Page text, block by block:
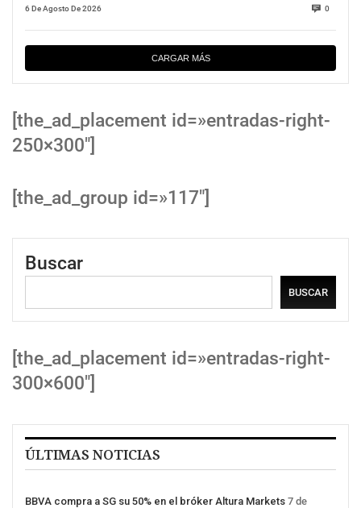
6 De Agosto De 2026 0
CARGAR MÁS
[the_ad_placement id=»entradas-right-
250×300″]
[the_ad_group id=»117″]
Buscar
BUSCAR
[the_ad_placement id=»entradas-right-
300×600″]
ÚLTIMAS NOTICIAS
BBVA compra a SG su 50% en el bróker Altura Markets 7 de